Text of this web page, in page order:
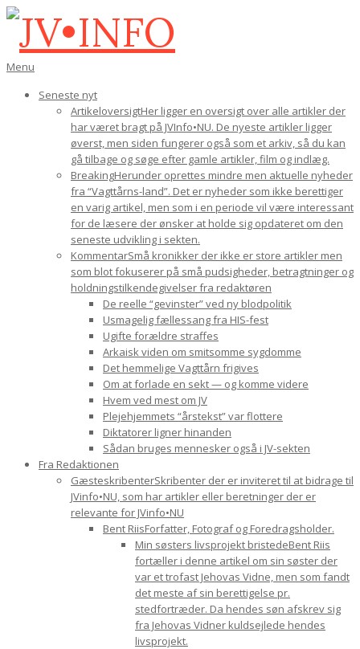
Gå
indhold
JV•INFO
Den
navigations-
Menu
Seneste nyt
ArtikeloversigtHer ligger en oversigt over alle artikler der
har været bragt på JVInfo•NU. De nyeste artikler ligger
øverst, men siden fungerer også som et arkiv, så du kan
gå tilbage og søge efter gamle artikler, film og indlæg.
BreakingHerunder oprettes mindre men aktuelle nyheder
fra “Vagttårns-land”. Det er nyheder som ikke berettiger
en varig artikel, men som i en periode vil være interessant
for de læsere der ønsker at holde sig opdateret om den
seneste udvikling i sekten.
KommentarSmå kronikker der ikke er store artikler men
som blot fokuserer på små pudsigheder, betragtninger og
holdningstilkendegivelser fra redaktøren
De reelle “gevinster” ved ny blodpolitik
Usmagelig fællessang fra HIS-fest
Ugifte forældre straffes
Arkaisk viden om smitsomme sygdomme
Det hemmelige Vagttårn frigives
Om at forlade en sekt — og komme videre
Hvem ved mest om JV
Plejehjemmets “årstekst” var flottere
Diktatorer ligner hinanden
Sådan bruges mennesker også i JV-sekten
Fra Redaktionen
GæsteskribenterSkribenter der er inviteret til at bidrage til
JVinfo•NU, som har artikler eller beretninger der er
relevante for JVinfo•NU
Bent RiisForfatter, Fotograf og Foredragsholder.
Min søsters livsprojekt bristedeBent Riis
fortæller i denne artikel om sin søster der
var et trofast Jehovas Vidne, men som fandt
det meste af sin berettigelse pr.
stedfortræder. Da hendes søn afskrev sig
fra Jehovas Vidner kuldsejlede hendes
livsprojekt.